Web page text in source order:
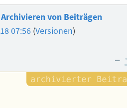
von Beiträgen
07:56 (Versionen)
–